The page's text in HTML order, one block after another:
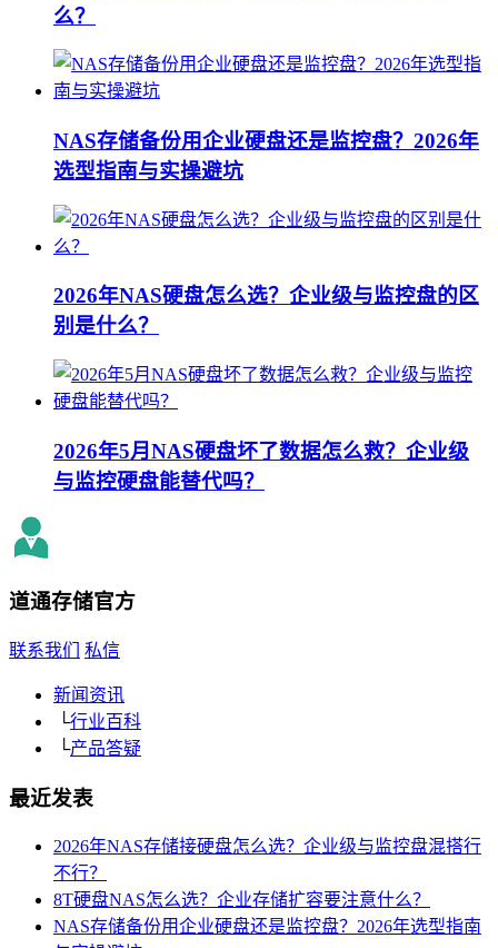
么？
NAS存储备份用企业硬盘还是监控盘？2026年
选型指南与实操避坑
2026年NAS硬盘怎么选？企业级与监控盘的区
别是什么？
2026年5月NAS硬盘坏了数据怎么救？企业级
与监控硬盘能替代吗？
道通存储官方
联系我们 私信
新闻资讯
└行业百科
└产品答疑
最近发表
2026年NAS存储接硬盘怎么选？企业级与监控盘混搭行
不行？
8T硬盘NAS怎么选？企业存储扩容要注意什么？
NAS存储备份用企业硬盘还是监控盘？2026年选型指南